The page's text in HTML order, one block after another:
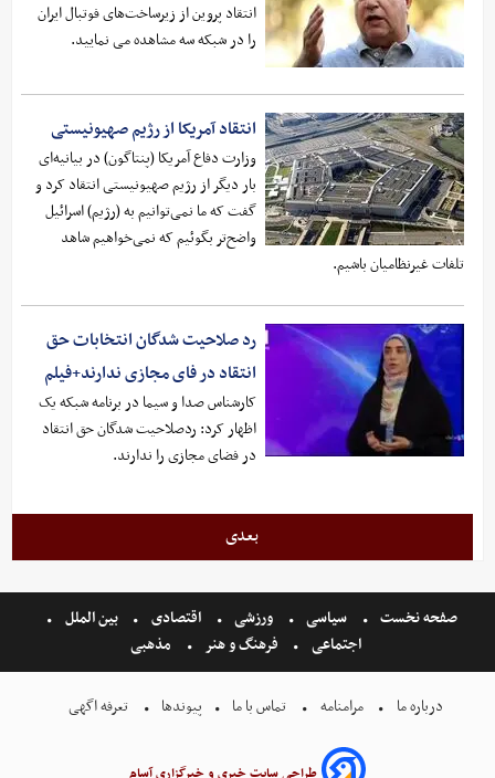
انتقاد پروین از زیرساخت‌های فوتبال ایران
را در شبکه سه مشاهده می نمایید.
انتقاد آمریکا از رژیم صهیونیستی
وزارت دفاع آمریکا (پنتاگون) در بیانیه‌ای
بار دیگر از رژیم صهیونیستی انتقاد کرد و
گفت که ما نمی‌توانیم به (رژیم) اسرائیل
واضح‌تر بگوئیم که نمی‌خواهیم شاهد
تلفات غیرنظامیان باشیم.
رد صلاحیت شدگان انتخابات حق
انتقاد در فای مجازی ندارند+فیلم
کارشناس صدا و سیما در برنامه شبکه یک
اظهار کرد: ردصلاحیت شدگان حق انتقاد
در فضای مجازی را ندارند.
بعدی
صفحه نخست سیاسی ورزشی اقتصادی
بین الملل
اجتماعی
فرهنگ و هنر مذهبی
درباره ما مرامنامه تماس با ما پیوندها تعرفه اگهی
طراحی سایت خبری و خبرگزاری آسام